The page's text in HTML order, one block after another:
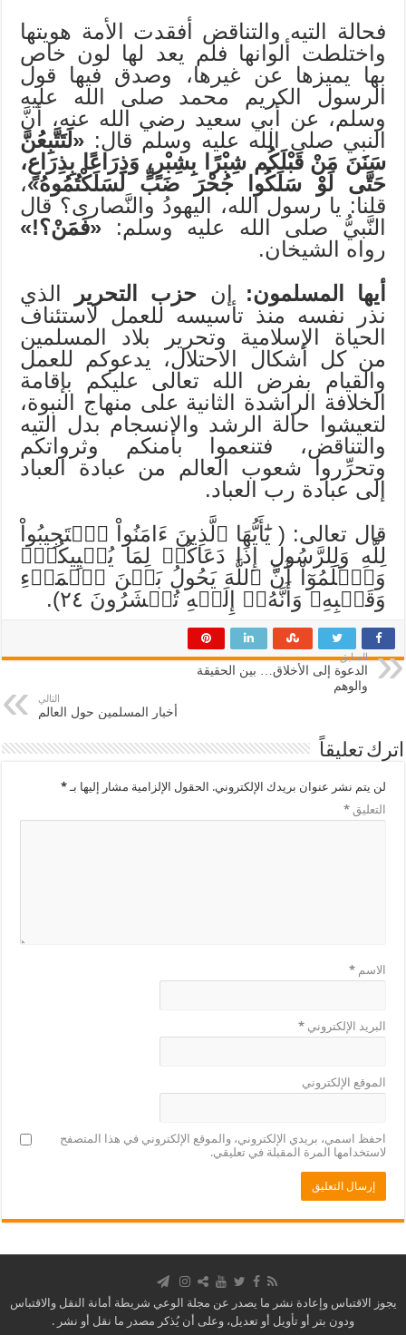
فحالة التيه والتناقض أفقدت الأمة هويتها
واختلطت ألوانها فلم يعد لها لون خاص
بها يميزها عن غيرها، وصدق فيها قول
الرسول الكريم محمد صلى الله عليه
وسلم، عن أبي سعيد رضي الله عنه، أنَّ
النبي صلى الله عليه وسلم قال: «لَتَتَّبِعُنَّ
سَنَنَ مَنْ قَبْلَكُم شِبْرًا بِشِبْرٍ، وَذِرَاعًا بِذِرَاعٍ،
حَتَّى لَوْ سَلَكُوا جُحْرَ ضَبٍّ لَسَلَكْتُمُوهُ»،
قلنا: يا رسول الله، اليهودُ والنَّصارى؟ قال
النَّبيُّ صلى الله عليه وسلم: «فَمَنْ؟!»
رواه الشيخان.
أيها المسلمون: إن حزب التحرير
الذي
نذر نفسه منذ تأسيسه للعمل لاستئناف
الحياة الإسلامية وتحرير بلاد المسلمين
من كل أشكال الاحتلال، يدعوكم للعمل
والقيام بفرض الله تعالى عليكم بإقامة
الخلافة الراشدة الثانية على منهاج النبوة،
لتعيشوا حالة الرشد والانسجام بدل التيه
والتناقض، فتنعموا بأمنكم وثرواتكم
وتحرِّروا شعوب العالم من عبادة العباد
إلى عبادة رب العباد.
قال تعالى: ( يَٰٓأَيُّهَا ٱلَّذِينَ ءَامَنُواْ ٱسۡتَجِيبُواْ
لِلَّهِ وَلِلرَّسُولِ إِذَا دَعَاكُمۡ لِمَا يُحۡيِيكُمۡۖ
وَٱعۡلَمُوٓاْ أَنَّ ٱللَّهَ يَحُولُ بَيۡنَ ٱلۡمَرۡءِ
وَقَلۡبِهِۦ وَأَنَّهُۥٓ إِلَيۡهِ تُحۡشَرُونَ ٢٤).
السابق
الدعوة إلى الأخلاق… بين الحقيقة
والوهم
التالي
أخبار المسلمين حول العالم
اترك تعليقاً
لن يتم نشر عنوان بريدك الإلكتروني. الحقول الإلزامية مشار إليها بـ*
التعليق*
الاسم*
البريد الإلكتروني*
الموقع الإلكتروني
احفظ اسمي، بريدي الإلكتروني، والموقع الإلكتروني في هذا المتصفح
لاستخدامها المرة المقبلة في تعليقي.
يجوز الاقتباس وإعادة نشر ما يصدر عن مجلة الوعي شريطة أمانة النقل والاقتباس
ودون بتر أو تأويل أو تعديل، وعلى أن يُذكر مصدر ما نقل أو نشر .